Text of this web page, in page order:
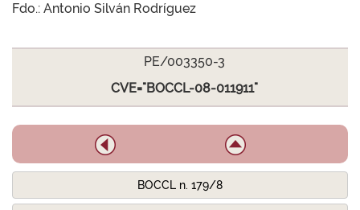
Fdo.: Antonio Silván Rodríguez
PE/003350-3
CVE="BOCCL-08-011911"
BOCCL n. 179/8